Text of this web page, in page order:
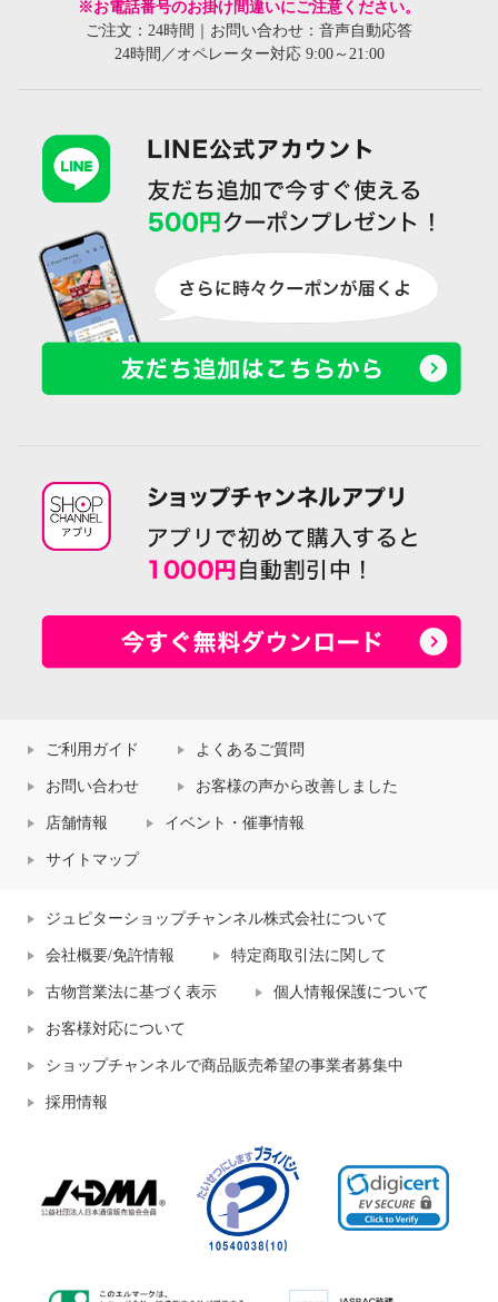
※お電話番号のお掛け間違いにご注意ください。
ご注文：24時間｜お問い合わせ：音声自動応答
24時間／オペレーター対応 9:00～21:00
ご利用ガイド よくあるご質問
お問い合わせ お客様の声から改善しました
店舗情報 イベント・催事情報
サイトマップ
ジュピターショップチャンネル株式会社について
会社概要/免許情報 特定商取引法に関して
古物営業法に基づく表示 個人情報保護について
お客様対応について
ショップチャンネルで商品販売希望の事業者募集中
採用情報